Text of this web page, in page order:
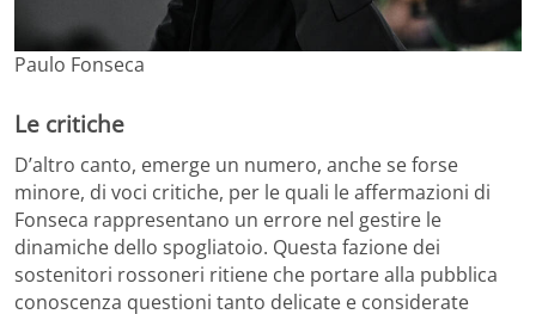
Paulo Fonseca
Le critiche
D’altro canto, emerge un numero, anche se forse
minore, di voci critiche, per le quali le affermazioni di
Fonseca rappresentano un errore nel gestire le
dinamiche dello spogliatoio. Questa fazione dei
sostenitori rossoneri ritiene che portare alla pubblica
conoscenza questioni tanto delicate e considerate